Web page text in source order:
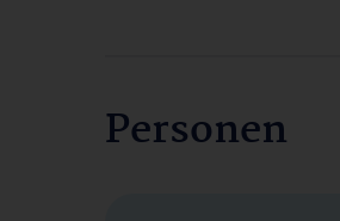
Personen